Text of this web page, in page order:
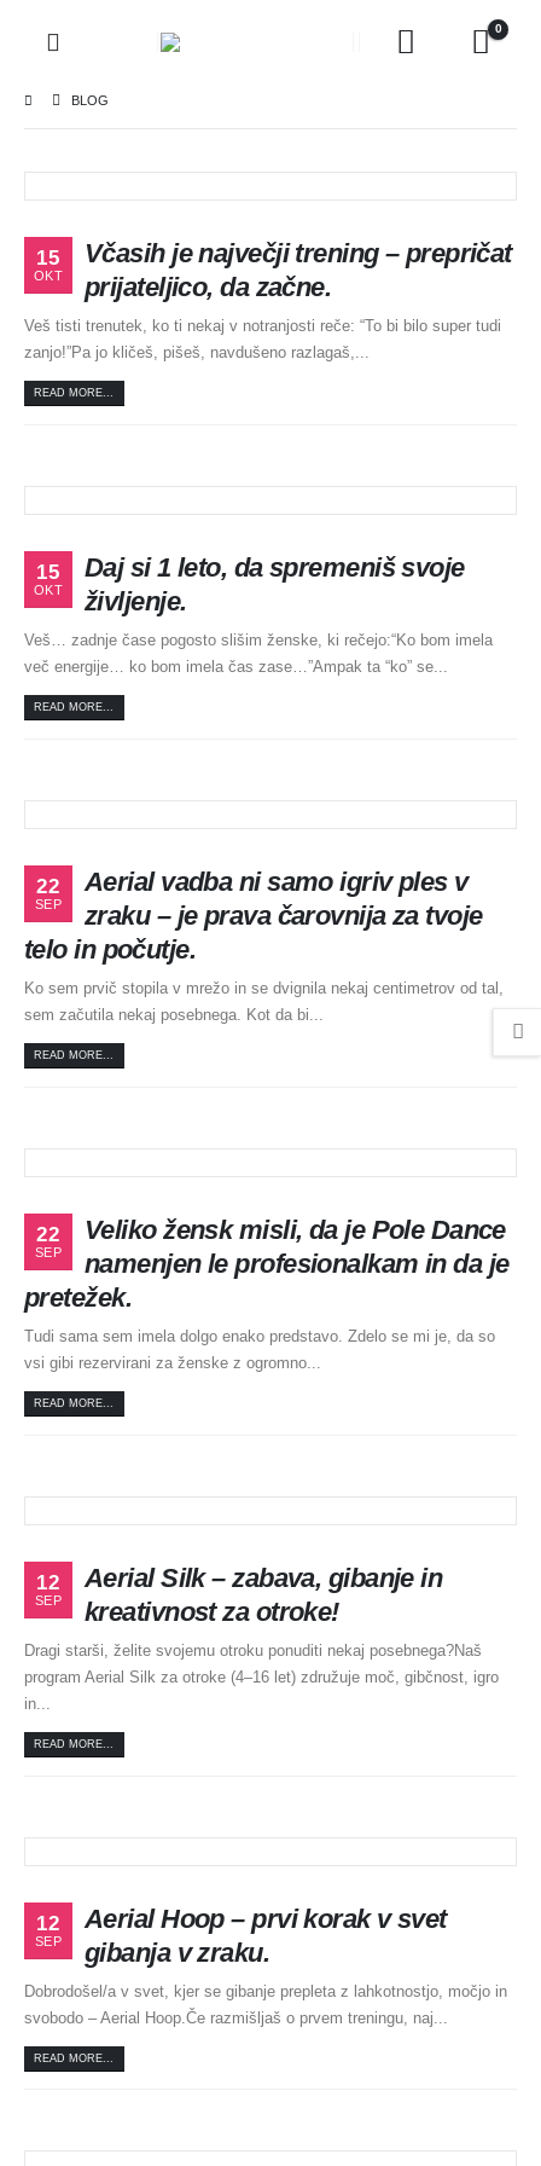
0
BLOG
15
OKT
Včasih je največji trening – prepričat
prijateljico, da začne.
Veš tisti trenutek, ko ti nekaj v notranjosti reče: “To bi bilo super tudi
zanjo!”Pa jo kličeš, pišeš, navdušeno razlagaš,...
READ MORE...
15
OKT
Daj si 1 leto, da spremeniš svoje
življenje.
Veš… zadnje čase pogosto slišim ženske, ki rečejo:“Ko bom imela
več energije… ko bom imela čas zase…”Ampak ta “ko” se...
READ MORE...
22
SEP
Aerial vadba ni samo igriv ples v
zraku – je prava čarovnija za tvoje
telo in počutje.
Ko sem prvič stopila v mrežo in se dvignila nekaj centimetrov od tal,
sem začutila nekaj posebnega. Kot da bi...
READ MORE...
22
SEP
Veliko žensk misli, da je Pole Dance
namenjen le profesionalkam in da je
pretežek.
Tudi sama sem imela dolgo enako predstavo. Zdelo se mi je, da so
vsi gibi rezervirani za ženske z ogromno...
READ MORE...
12
SEP
Aerial Silk – zabava, gibanje in
kreativnost za otroke!
Dragi starši, želite svojemu otroku ponuditi nekaj posebnega?Naš
program Aerial Silk za otroke (4–16 let) združuje moč, gibčnost, igro
in...
READ MORE...
12
SEP
Aerial Hoop – prvi korak v svet
gibanja v zraku.
Dobrodošel/a v svet, kjer se gibanje prepleta z lahkotnostjo, močjo in
svobodo – Aerial Hoop.Če razmišljaš o prvem treningu, naj...
READ MORE...